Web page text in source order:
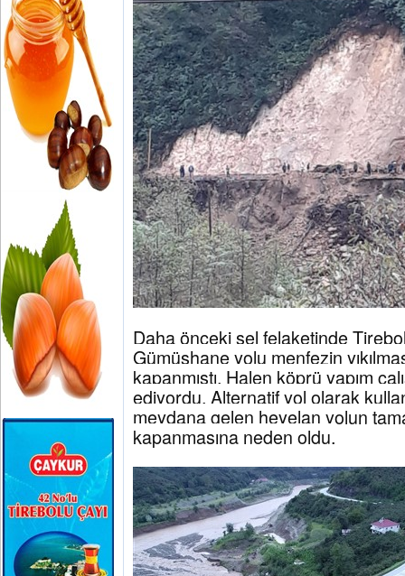
Daha önceki sel felaketinde
Gümüşhane yolu menfezin
kapanmıştı. Halen köprü yapım
ediyordu. Alternatif yol olarak
meydana gelen heyelan yolun
kapanmasına neden oldu.